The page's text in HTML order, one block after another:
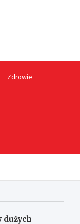
Zdrowie
dużych